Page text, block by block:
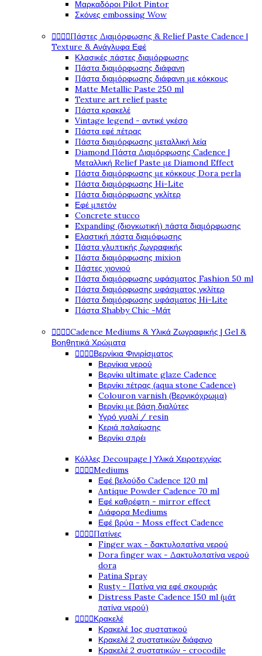
Μαρκαδόροι Pilot Pintor
Σκόνες embossing Wow
Πάστες Διαμόρφωσης & Relief Paste Cadence |
Texture & Ανάγλυφα Εφέ
Κλασικές πάστες διαμόρφωσης
Πάστα διαμόρφωσης διάφανη
Πάστα διαμόρφωσης διάφανη με κόκκους
Matte Metallic Paste 250 ml
Texture art relief paste
Πάστα κρακελέ
Vintage legend - αντικέ γκέσο
Πάστα εφέ πέτρας
Πάστα διαμόρφωσης μεταλλική λεία
Diamond Πάστα Διαμόρφωσης Cadence |
Μεταλλική Relief Paste με Diamond Effect
Πάστα διαμόρφωσης με κόκκους Dora perla
Πάστα διαμόρφωσης Hi-Lite
Πάστα διαμόρφωσης γκλίτερ
Εφέ μπετόν
Concrete stucco
Expanding (διογκωτική) πάστα διαμόρφωσης
Ελαστική πάστα διαμόφωσης
Πάστα γλυπτικής ζωγραφικής
Πάστα διαμόρφωσης mixion
Πάστες χιονιού
Πάστα διαμόρφωσης υφάσματος Fashion 50 ml
Πάστα διαμόρφωσης υφάσματος γκλίτερ
Πάστα διαμόρφωσης υφάσματος Hi-Lite
Πάστα Shabby Chic -Μάτ
Cadence Mediums & Υλικά Ζωγραφικής | Gel &
Βοηθητικά Χρώματα
Βερνίκια Φινιρίσματος
Βερνίκια νερού
Βερνίκι ultimate glaze Cadence
Βερνίκι πέτρας (aqua stone Cadence)
Colouron varnish (Βερνικόχρωμα)
Βερνίκι με βάση διαλύτες
Υγρό γυαλί / resin
Κεριά παλαίωσης
Βερνίκι σπρέι
Κόλλες Decoupage | Υλικά Χειροτεχνίας
Mediums
Εφέ βελούδο Cadence 120 ml
Antique Powder Cadence 70 ml
Εφέ καθρέφτη - mirror effect
Διάφορα Mediums
Εφέ βρύα - Moss effect Cadence
Πατίνες
Finger wax - δακτυλοπατίνα νερού
Dora finger wax - Δακτυλοπατίνα νερού
dora
Patina Spray
Rusty - Πατίνα για εφέ σκουριάς
Distress Paste Cadence 150 ml (μάτ
πατίνα νερού)
Κρακελέ
Κρακελέ 1ος συστατικού
Κρακελέ 2 συστατικών διάφανο
Κρακελέ 2 συστατικών - crocodile